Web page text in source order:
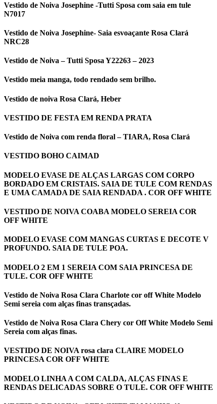
Vestido de Noiva Josephine -Tutti Sposa com saia em tule
N7017
Vestido de Noiva Josephine- Saia esvoaçante Rosa Clará
NRC28
Vestido de Noiva – Tutti Sposa Y22263 – 2023
Vestido meia manga, todo rendado sem brilho.
Vestido de noiva Rosa Clará, Heber
VESTIDO DE FESTA EM RENDA PRATA
Vestido de Noiva com renda floral – TIARA, Rosa Clará
VESTIDO BOHO CAIMAD
MODELO EVASE DE ALÇAS LARGAS COM CORPO
BORDADO EM CRISTAIS. SAIA DE TULE COM RENDAS
E UMA CAMADA DE SAIA RENDADA . COR OFF WHITE
VESTIDO DE NOIVA COABA MODELO SEREIA COR
OFF WHITE
MODELO EVASE COM MANGAS CURTAS E DECOTE V
PROFUNDO. SAIA DE TULE POA.
MODELO 2 EM 1 SEREIA COM SAIA PRINCESA DE
TULE. COR OFF WHITE
Vestido de Noiva Rosa Clara Charlote cor off White Modelo
Semi sereia com alças finas transçadas.
Vestido de Noiva Rosa Clara Chery cor Off White Modelo Semi
Sereia com alças finas.
VESTIDO DE NOIVA rosa clara CLAIRE MODELO
PRINCESA COR OFF WHITE
MODELO LINHA A COM CALDA, ALÇAS FINAS E
RENDAS DELICADAS SOBRE O TULE. COR OFF WHITE